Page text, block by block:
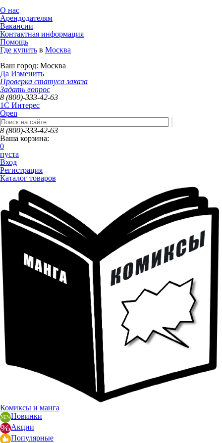
О нас
Арендодателям
Вакансии
Контактная информация
Помощь
Где купить в Москва
Ваш город: Москва
Да Изменить
Проверка статуса заказа
Задать вопрос
8 (800)-333-42-63
1C Интерес
Open
8 (800)-333-42-63
Ваша корзина:
0
пуста
Вход
Регистрация
Каталог товаров
Комиксы и манга
Новинки
Акции
Популярные